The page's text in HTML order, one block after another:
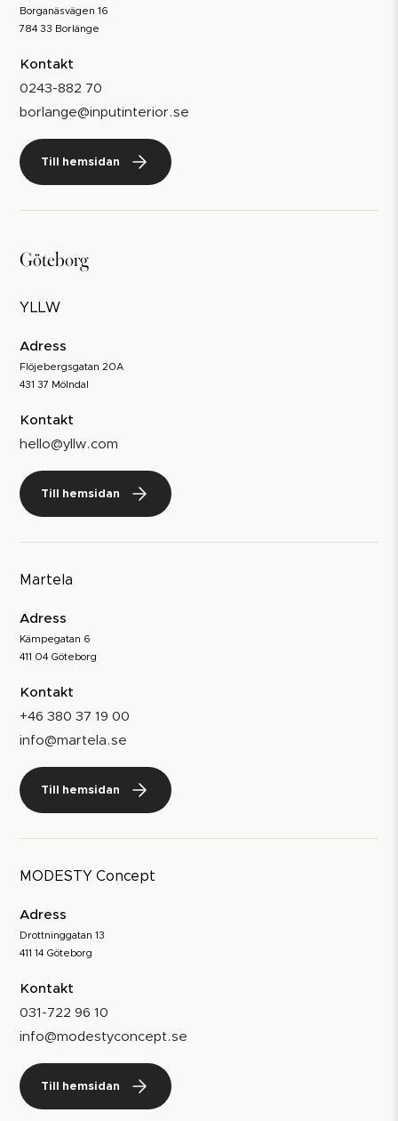
Borganäsvägen 16
784 33 Borlänge
Kontakt
0243-882 70
borlange@inputinterior.se
Till hemsidan
Göteborg
YLLW
Adress
Flöjebergsgatan 20A
431 37 Mölndal
Kontakt
hello@yllw.com
Till hemsidan
Martela
Adress
Kämpegatan 6
411 04 Göteborg
Kontakt
+46 380 37 19 00
info@martela.se
Till hemsidan
MODESTY Concept
Adress
Drottninggatan 13
411 14 Göteborg
Kontakt
031-722 96 10
info@modestyconcept.se
Till hemsidan